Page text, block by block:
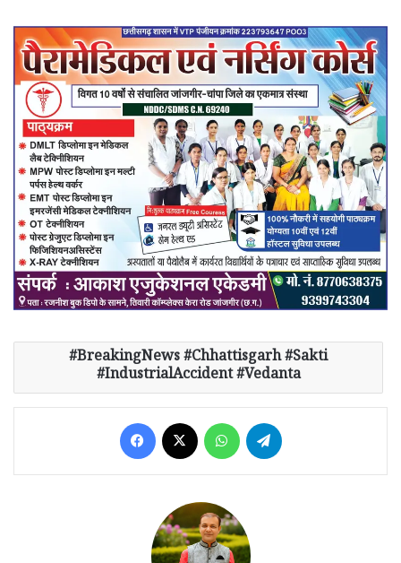
BreakingNews #Chhattisgarh #Sakti
#IndustrialAccident #Vedanta
Facebook WhatsApp